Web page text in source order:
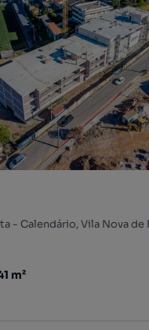
quadrado
m²